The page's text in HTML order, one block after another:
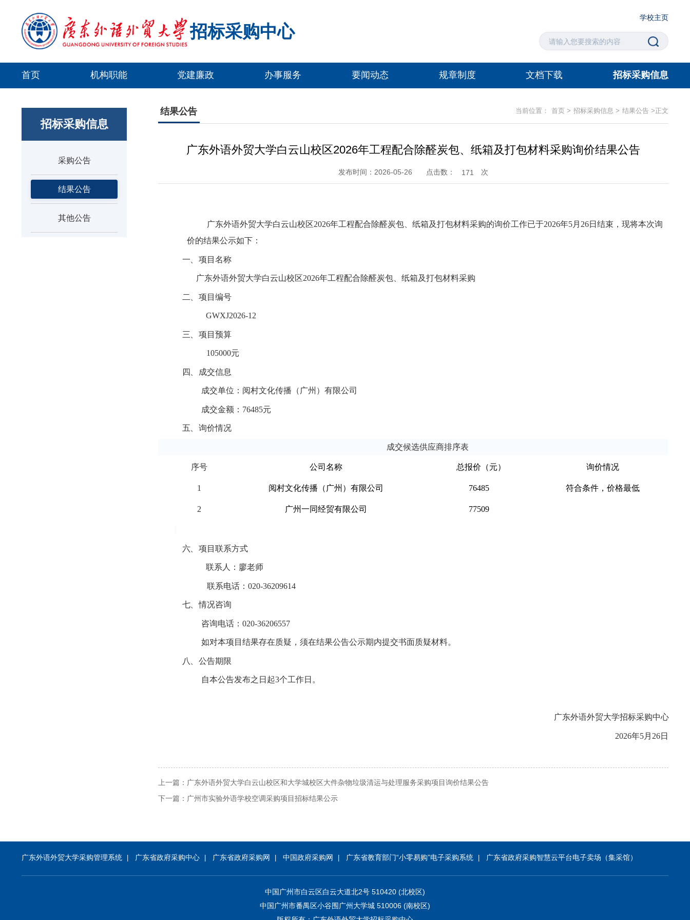
招标采购中心
学校主页
首页 机构职能 党建廉政 办事服务 要闻动态 规章制度 文档下载 招标采购信息
招标采购信息
采购公告
结果公告
其他公告
结果公告 当前位置： 首页 > 招标采购信息 > 结果公告 > 正文
广东外语外贸大学白云山校区2026年工程配合除醛炭包、纸箱及打包材料采购询价结果公告
发布时间：2026-05-26 点击数： 171 次
广东外语外贸大学白云山校区2026年工程配合除醛炭包、纸箱及打包材料采购的询价工作已于2026年5月 26日结束，现将本次询
价的结果公示如下：
一、项目名称
广东外语外贸大学白云山校区2026年工程配合除醛炭包、纸箱及打包材料采购
二、项目编号
GWXJ2026-12
三、项目预算
105000元
四、 成交信息
成交单位： 阅村文化传播（广州）有限公司
成交金额： 76485元
五、询价情况
成交候选供应商排序表
序号 公司名称 总报价（元） 询价情况
1 阅村文化传播（广州）有限公司 76485 符合条件，价格最低
2 广州一同经贸有限公司 77509
六、项目联系方式
联系人： 廖老师
联系电话： 020-36209614
七、情况咨询
咨询电话：020-36206557
如对本项目结果存在质疑，须在结果公告公示期内提交书面质疑材料。
八、公告期限
自本公告发布之日起3个工作日。
广东外语外贸大学招标采购中心
2026年5月 26日
上一篇： 广东外语外贸大学白云山校区和大学城校区大件杂物垃圾清运与处理服务采购项目询价结果公告
下一篇： 广州市实验外语学校空调采购项目招标结果公示
广东外语外贸大学采购管理系统 广东省政府采购中心 广东省政府采购网 中国政府采购网 广东省教育部门“小零易购”电子采购系统 广东省政府采购智慧云平台电子卖场（集采馆）
中国广州市白云区白云大道北2号 510420 (北校区)
中国广州市番禺区小谷围广州大学城 510006 (南校区)